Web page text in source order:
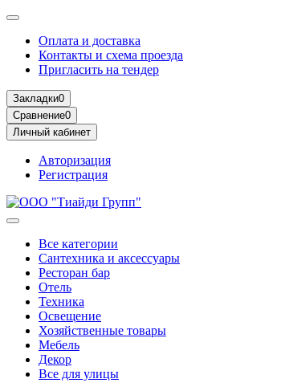
Оплата и доставка
Контакты и схема проезда
Пригласить на тендер
Закладки0
Сравнение0
Личный кабинет
Авторизация
Регистрация
Все категории
Сантехника и аксессуары
Ресторан бар
Отель
Техника
Освещение
Хозяйственные товары
Мебель
Декор
Все для улицы